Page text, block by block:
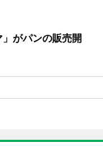
がパンの販売開